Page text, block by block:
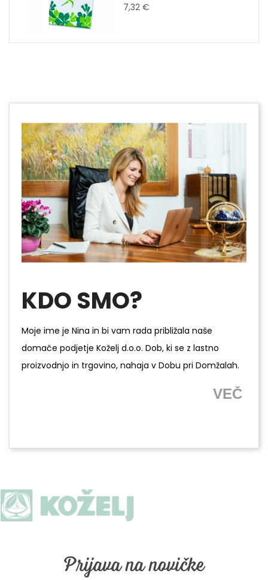
7,32 €
KDO SMO?
Moje ime je Nina in bi vam rada približala naše
domače podjetje Koželj d.o.o. Dob, ki se z lastno
proizvodnjo in trgovino, nahaja v Dobu pri Domžalah.
VEČ
Prijava na novičke